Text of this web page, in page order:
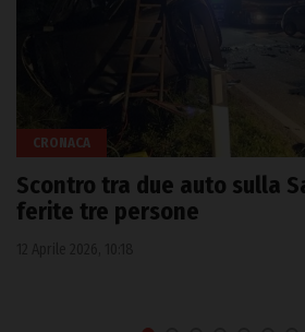
CRONACA
Scontro tra due auto sulla
ferite tre persone